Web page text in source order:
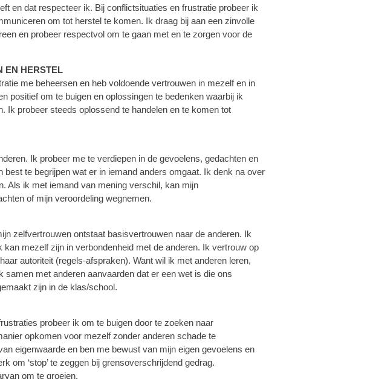
en dat respecteer ik. Bij conflictsituaties en frustratie probeer ik
om tot herstel te komen. Ik draag bij aan een zinvolle
en probeer respectvol om te gaan met en te zorgen voor de
EN HERSTEL
me beheersen en heb voldoende vertrouwen in mezelf en in
positief om te buigen en oplossingen te bedenken waarbij ik
Ik probeer steeds oplossend te handelen en te komen tot
Ik probeer me te verdiepen in de gevoelens, gedachten en
best te begrijpen wat er in iemand anders omgaat. Ik denk na over
Als ik met iemand van mening verschil, kan mijn
of mijn veroordeling wegnemen.
zelfvertrouwen ontstaat basisvertrouwen naar de anderen. Ik
mezelf zijn in verbondenheid met de anderen. Ik vertrouw op
autoriteit (regels-afspraken). Want wil ik met anderen leren,
samen met anderen aanvaarden dat er een wet is die ons
zijn in de klas/school.
probeer ik om te buigen door te zoeken naar
opkomen voor mezelf zonder anderen schade te
eigenwaarde en ben me bewust van mijn eigen gevoelens en
om ‘stop’ te zeggen bij grensoverschrijdend gedrag.
om te groeien.